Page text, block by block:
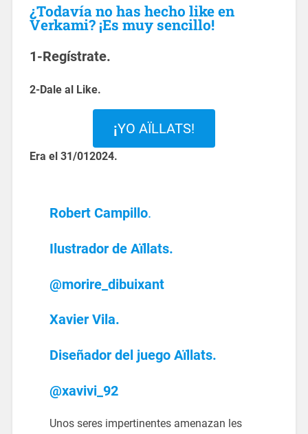
¿Todavía no has hecho like en
Verkami? ¡Es muy sencillo!
1-Regístrate.
2-Dale al Like.
¡YO AÏLLATS!
Era el 31/012024.
Robert Campillo.
Ilustrador de Aïllats.
@morire_dibuixant
Xavier Vila.
Diseñador del juego Aïllats.
@xavivi_92
Unos seres impertinentes amenazan les